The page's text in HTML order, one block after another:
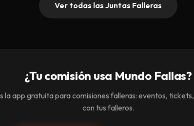
Ver todas las Juntas Falleras
¿Tu comisión usa Mundo Fallas?
la app gratuita para comisiones falleras: eventos,
con tus falleros.